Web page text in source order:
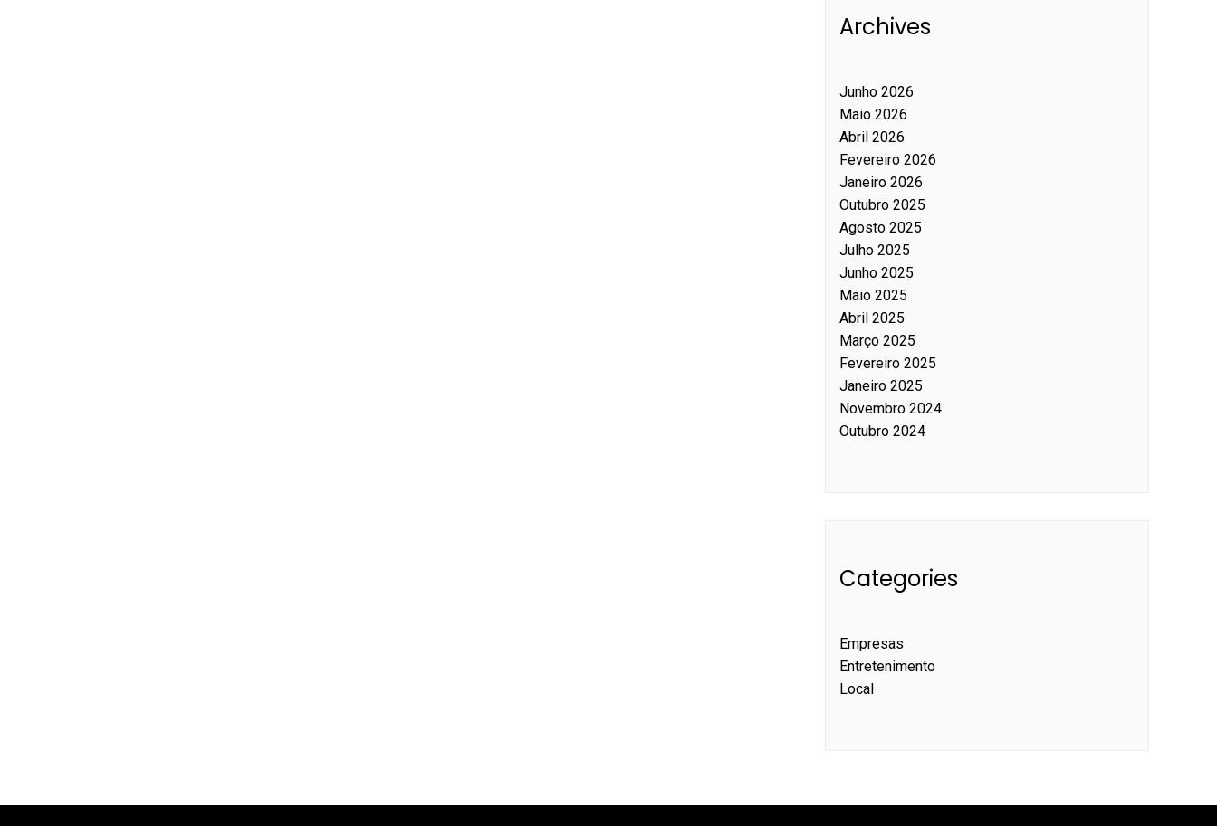
Archives
Junho 2026
Maio 2026
Abril 2026
Fevereiro 2026
Janeiro 2026
Outubro 2025
Agosto 2025
Julho 2025
Junho 2025
Maio 2025
Abril 2025
Março 2025
Fevereiro 2025
Janeiro 2025
Novembro 2024
Outubro 2024
Categories
Empresas
Entretenimento
Local